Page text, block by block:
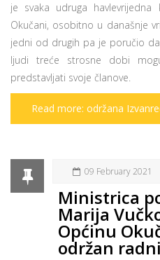
je svaka udruga
Okučani, osobitno u današnje
jedni od drugih pa je poručio
ljudi treće strosne dobi
predstavljati svoje članove.
Read more: održana
09 February 2021
Ministrica
Marija
Općinu
održan